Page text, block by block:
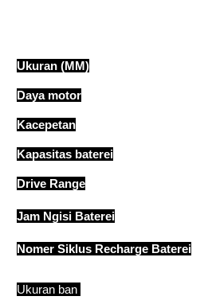
Ukuran (MM)
Daya motor
Kacepetan
Kapasitas baterei
Drive Range
Jam Ngisi Baterei
Nomer Siklus Recharge Baterei
Ukuran ban